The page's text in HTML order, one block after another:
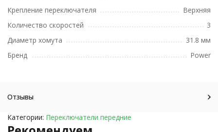
Крепление переключателя
Верхняя
Количество скоростей
3
Диаметр хомута
31.8 мм
Бренд
Power
Отзывы
Категории: Переключатели передние